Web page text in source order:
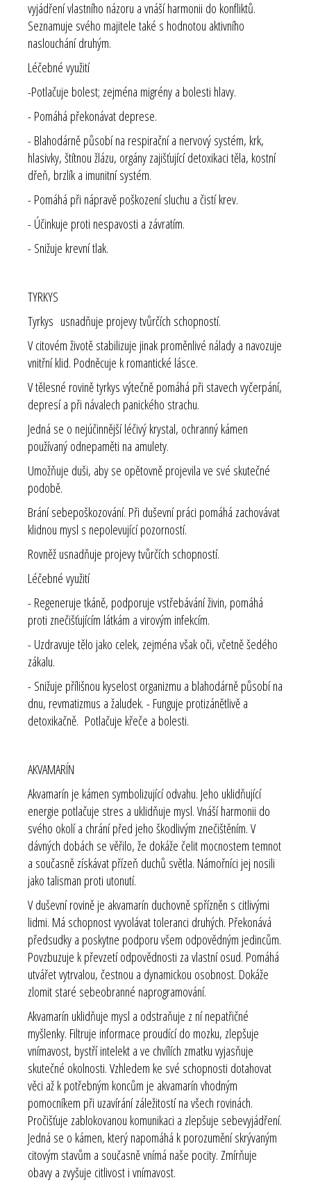
vyjádření vlastního názoru a vnáší harmonii do konfliktů.
Seznamuje svého majitele také s hodnotou aktivního
naslouchání druhým.
Léčebné využití
-Potlačuje bolest; zejména migrény a bolesti hlavy.
- Pomáhá překonávat deprese.
- Blahodárně působí na respirační a nervový systém, krk,
hlasivky, štítnou žlázu, orgány zajišťující detoxikaci těla, kostní
dřeň, brzlík a imunitní systém.
- Pomáhá při nápravě poškození sluchu a čistí krev.
- Účinkuje proti nespavosti a závratím.
- Snižuje krevní tlak.
TYRKYS
Tyrkys usnadňuje projevy tvůrčích schopností.
V citovém životě stabilizuje jinak proměnlivé nálady a navozuje
vnitřní klid. Podněcuje k romantické lásce.
V tělesné rovině tyrkys výtečně pomáhá při stavech vyčerpání,
depresí a při návalech panického strachu.
Jedná se o nejúčinnější léčivý krystal, ochranný kámen
používaný odnepaměti na amulety.
Umožňuje duši, aby se opětovně projevila ve své skutečné
podobě.
Brání sebepoškozování. Při duševní práci pomáhá zachovávat
klidnou mysl s nepolevující pozorností.
Rovněž usnadňuje projevy tvůrčích schopností.
Léčebné využití
- Regeneruje tkáně, podporuje vstřebávání živin, pomáhá
proti znečišťujícím látkám a virovým infekcím.
- Uzdravuje tělo jako celek, zejména však oči, včetně šedého
zákalu.
- Snižuje přílišnou kyselost organizmu a blahodárně působí na
dnu, revmatizmus a žaludek. - Funguje protizánětlivě a
detoxikačně. Potlačuje křeče a bolesti.
AKVAMARÍN
Akvamarín je kámen symbolizující odvahu. Jeho uklidňující
energie potlačuje stres a uklidňuje mysl. Vnáší harmonii do
svého okolí a chrání před jeho škodlivým znečištěním. V
dávných dobách se věřilo, že dokáže čelit mocnostem temnot
a současně získávat přízeň duchů světla. Námořníci jej nosili
jako talisman proti utonutí.
V duševní rovině je akvamarín duchovně spřízněn s citlivými
lidmi. Má schopnost vyvolávat toleranci druhých. Překonává
předsudky a poskytne podporu všem odpovědným jedincům.
Povzbuzuje k převzetí odpovědnosti za vlastní osud. Pomáhá
utvářet vytrvalou, čestnou a dynamickou osobnost. Dokáže
zlomit staré sebeobranné naprogramování.
Akvamarín uklidňuje mysl a odstraňuje z ní nepatřičné
myšlenky. Filtruje informace proudící do mozku, zlepšuje
vnímavost, bystří intelekt a ve chvílích zmatku vyjasňuje
skutečné okolnosti. Vzhledem ke své schopnosti dotahovat
věci až k potřebným koncům je akvamarín vhodným
pomocníkem při uzavírání záležitostí na všech rovinách.
Pročišťuje zablokovanou komunikaci a zlepšuje sebevyjádření.
Jedná se o kámen, který napomáhá k porozumění skrývaným
citovým stavům a současně vnímá naše pocity. Zmírňuje
obavy a zvyšuje citlivost i vnímavost.